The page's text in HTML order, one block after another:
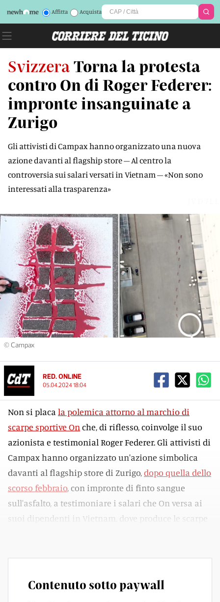
Affitta Acquista
Svizzera Torna la protesta
contro On di Roger Federer:
impronte insanguinate a
Zurigo
Gli attivisti di Campax hanno organizzato una nuova
azione davanti al flagship store – Al centro la
controversia sui salari versati in Vietnam – «Non sono
interessati alla trasparenza»
© Campax
RED. ONLINE
05.04.2024 18:04
Non si placa la polemica attorno al marchio di
scarpe sportive On che, di riflesso, coinvolge il suo
azionista e testimonial Roger Federer. Gli attivisti di
Campax hanno organizzato un'azione simbolica
davanti al flagship store di Zurigo,dopo quella dello
scorso febbraio, con impronte di finto sangue
sull'asfalto, a testimoniare i salari che On versa ai
suoi dipendenti in Vietnam, dove produce le scarpe
Contenuto sotto paywall